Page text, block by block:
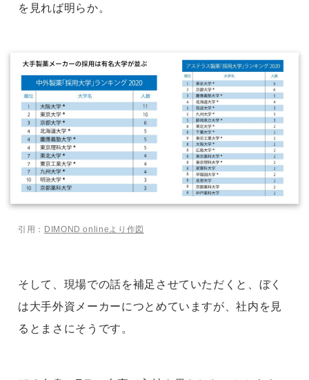
を見れば明らか。
引用： DIMOND onlineより作図
そして、現場での話を補足させていただくと、ぼく
は大手外資メーカーにつとめていますが、社内を見
るとまさにそうです。